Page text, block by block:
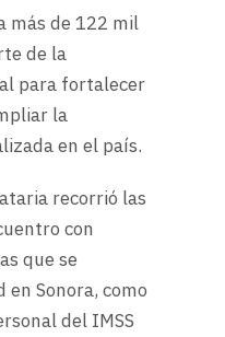
más de 122 mil
de la
para fortalecer
la
en el país.
recorrió las
con
que se
Sonora, como
del IMSS